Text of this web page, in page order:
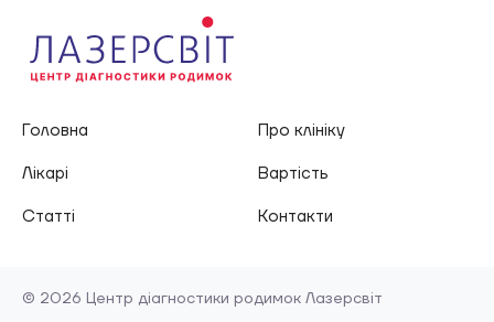
Головна Про клініку
Лікарі Вартість
Статті Контакти
© 2026 Центр діагностики родимок Лазерсвіт